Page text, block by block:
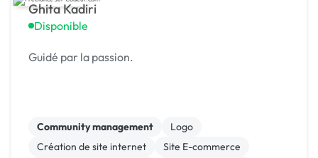
Ghita Kadiri
Disponible
Guidé par la passion.
Community management
Logo
Création de site internet
Site E-commerce